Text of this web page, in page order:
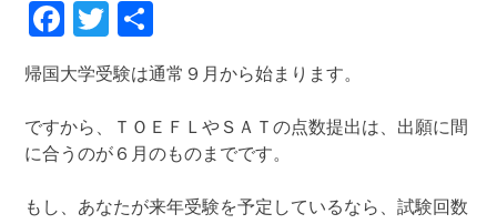
Facebook
Twitter
有
帰国大学受験は通常９月から始まります。
ですから、ＴＯＥＦＬやＳＡＴの点数提出は、出願に間
に合うのが６月のものまでです。
もし、あなたが来年受験を予定しているなら、試験回数